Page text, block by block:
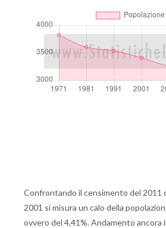
Confrontando il censimento del 2011
2001 si misura un calo della
ovvero del 4,41%. Andamento ancora